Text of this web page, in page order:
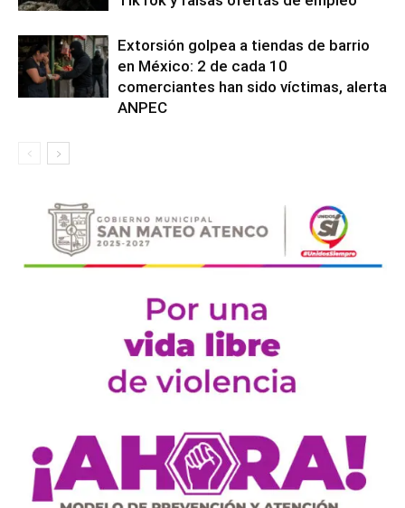
Extorsión golpea a tiendas de barrio
en México: 2 de cada 10
comerciantes han sido víctimas, alerta
ANPEC